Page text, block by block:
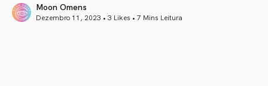
Moon Omens
Dezembro 11, 2023 • 3 Likes • 7 Mins Leitura